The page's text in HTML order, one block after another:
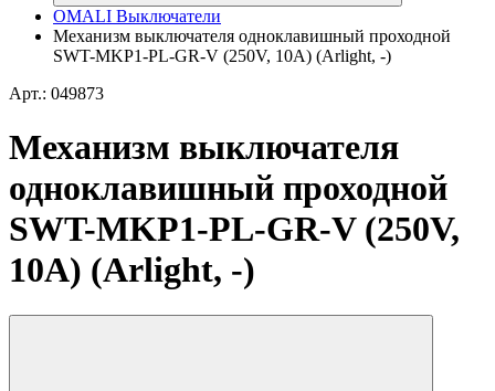
OMALI Выключатели
Механизм выключателя одноклавишный проходной
SWT-MKP1-PL-GR-V (250V, 10A) (Arlight, -)
Арт.: 049873
Механизм выключателя
одноклавишный проходной
SWT-MKP1-PL-GR-V (250V,
10A) (Arlight, -)